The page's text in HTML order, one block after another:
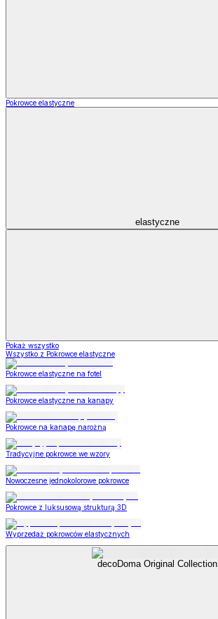
Pokrowce elastyczne
elastyczne
Pokaż wszystko
Wszystko z Pokrowce elastyczne
Pokrowce elastyczne na fotel
Pokrowce elastyczne na kanapy
Pokrowce na kanapę narożną
Tradycyjne pokrowce we wzory
Nowoczesne jednokolorowe pokrowce
Pokrowce z luksusową strukturą 3D
Wyprzedaż pokrowców elastycznych
decoDoma Original Collection